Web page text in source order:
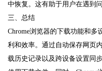
中恢复。这有助于用户在遇到
三、总结
Chrome浏览器的下载功能和多
利和效率。通过自动保存网页
载历史记录以及跨设备设置同